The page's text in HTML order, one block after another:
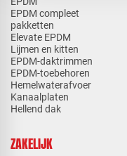
EPDM compleet
pakketten
Elevate EPDM
Lijmen en kitten
EPDM-daktrimmen
EPDM-toebehoren
Hemelwaterafvoer
Kanaalplaten
Hellend dak
ZAKELIJK